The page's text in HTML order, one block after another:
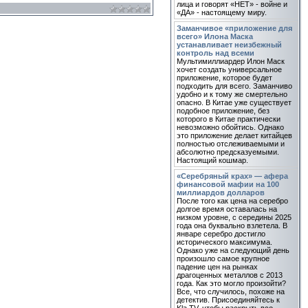
лица и говорят «НЕТ» - войне и
«ДА» - настоящему миру.
Заманчивое «приложение для
всего» Илона Маска
устанавливает неизбежный
контроль над всеми
Мультимиллиардер Илон Маск
хочет создать универсальное
приложение, которое будет
подходить для всего. Заманчиво
удобно и к тому же смертельно
опасно. В Китае уже существует
подобное приложение, без
которого в Китае практически
невозможно обойтись. Однако
это приложение делает китайцев
полностью отслеживаемыми и
абсолютно предсказуемыми.
Настоящий кошмар.
«Серебряный крах» — афера
финансовой мафии на 100
миллиардов долларов
После того как цена на серебро
долгое время оставалась на
низком уровне, с середины 2025
года она буквально взлетела. В
январе серебро достигло
исторического максимума.
Однако уже на следующий день
произошло самое крупное
падение цен на рынках
драгоценных металлов с 2013
года. Как это могло произойти?
Все, что случилось, похоже на
детектив. Присоединяйтесь к